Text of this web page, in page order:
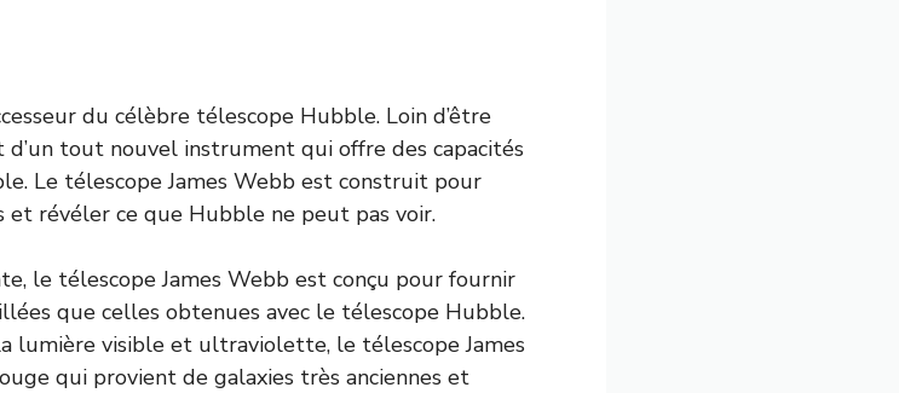
du célèbre télescope Hubble. Loin d’être
d’un tout nouvel instrument qui offre des capacités
Le télescope James Webb est construit pour
et révéler ce que Hubble ne peut pas voir.
le télescope James Webb est conçu pour fournir
que celles obtenues avec le télescope Hubble.
lumière visible et ultraviolette, le télescope James
qui provient de galaxies très anciennes et